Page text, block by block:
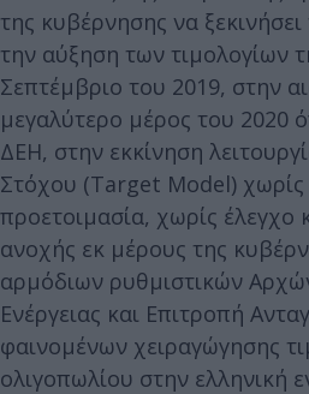
της κυβέρνησης να
την αύξηση των τιμολογίων
Σεπτέμβριο του 2019, στην
μεγαλύτερο μέρος του 2020
ΔΕΗ, στην εκκίνηση
Στόχου (Target Model)
προετοιμασία, χωρίς έλεγχο
ανοχής εκ μέρους της
αρμόδιων ρυθμιστικών
Ενέργειας και Επιτροπή
φαινομένων χειραγώγησης
ολιγοπωλίου στην ελληνική